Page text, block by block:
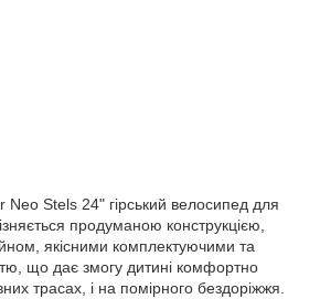
Stels 24" гірський велосипед для
продуманою конструкцією,
якісними комплектуючими та
що дає змогу дитині комфортно
трасах, і на помірного бездоріжжя.